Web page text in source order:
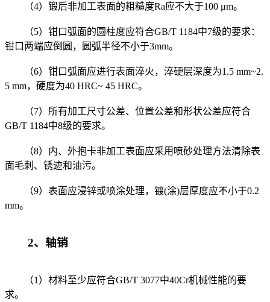
（4）锻后非加工表面的粗糙度Ra应不大于100 μm。
（5）钳口弧面的圆柱度应符合GB/T 1184中7级的要求：
钳口两端应倒圆，圆弧半径不小于3mm。
（6）钳口弧面应进行表面淬火，淬硬层深度为1.5 mm~2.
5 mm，硬度为40 HRC~ 45 HRC。
（7）所有加工尺寸公差、位置公差和形状公差应符合
GB/T 1184中8级的要求。
（8）内、外抱卡非加工表面应采用喷砂处理方法清除表
面毛刺、锈迹和油污。
（9）表面应浸锌或喷涂处理，镀(涂)层厚度应不小于0.2
mm。
2、轴销
（1）材料至少应符合GB/T 3077中40Cr机械性能的要
求。